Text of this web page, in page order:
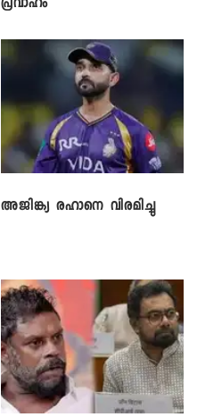
പ്രവാഹം
അജിങ്ക്യ രഹാനെ വിരമിച്ചു